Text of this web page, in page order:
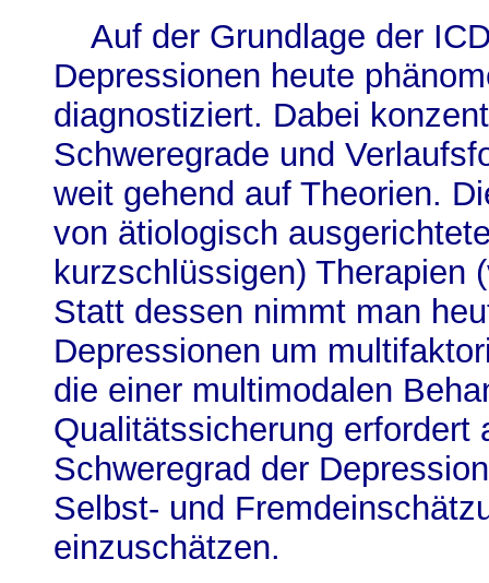
Auf der Grundlage der
Depressionen heute
diagnostiziert. Dabei
Schweregrade und
weit gehend auf Theorien.
von ätiologisch
kurzschlüssigen) Therapien
Statt dessen nimmt man
Depressionen um
die einer multimodalen
Qualitätssicherung erfordert
Schweregrad der
Selbst- und
einzuschätzen.